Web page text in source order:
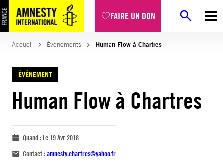
FAIRE UN DON
Accueil Évènements Human Flow à Chartres
ÉVÈNEMENT
Human Flow à Chartres
Quand :Le 19 Avr 2018
Contact :amnesty.chartres@yahoo.fr